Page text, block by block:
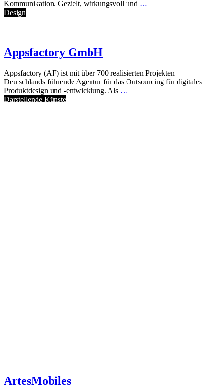
Kommunikation. Gezielt, wirkungsvoll und …
Design
Appsfactory GmbH
Appsfactory (AF) ist mit über 700 realisierten Projekten
Deutschlands führende Agentur für das Outsourcing für digitales
Produktdesign und -entwicklung. Als …
Darstellende Künste
ArtesMobiles